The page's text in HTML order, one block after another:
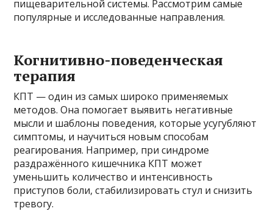
пищеварительной системы. Рассмотрим самые
популярные и исследованные направления.
Когнитивно-поведенческая
терапия
КПТ — один из самых широко применяемых
методов. Она помогает выявить негативные
мысли и шаблоны поведения, которые усугубляют
симптомы, и научиться новым способам
реагирования. Например, при синдроме
раздражённого кишечника КПТ может
уменьшить количество и интенсивность
приступов боли, стабилизировать стул и снизить
тревогу.